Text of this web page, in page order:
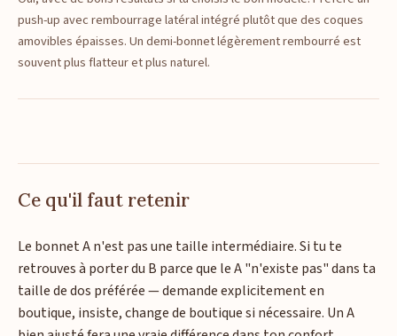
push-up avec rembourrage latéral intégré plutôt que des coques
amovibles épaisses. Un demi-bonnet légèrement rembourré est
souvent plus flatteur et plus naturel.
Ce qu'il faut retenir
Le bonnet A n'est pas une taille intermédiaire. Si tu te
retrouves à porter du B parce que le A "n'existe pas" dans ta
taille de dos préférée — demande explicitement en
boutique, insiste, change de boutique si nécessaire. Un A